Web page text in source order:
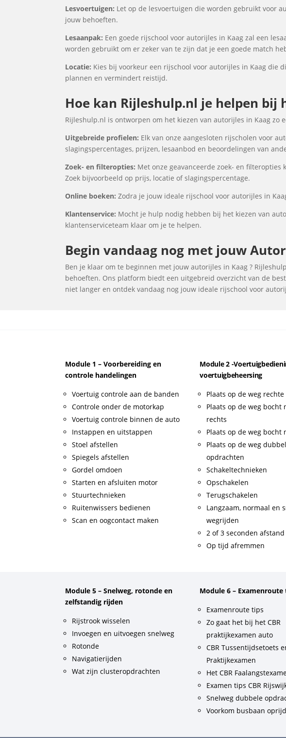
Lesvoertuigen: Let op de lesvoertuigen die worden gebruikt voor
jouw behoeften.
Lesaanpak: Een goede rijschool voor autorijles in Kaag zal een
worden gebruikt om er zeker van te zijn dat je een goede match
Locatie: Kies bij voorkeur een rijschool voor autorijles in Kaag die
plannen en vermindert reistijd.
Hoe kan Rijleshulp.nl je helpen bij
Rijleshulp.nl is ontworpen om het kiezen van autorijles in Kaag
Uitgebreide profielen: Elk van onze aangesloten rijscholen voor
slagingspercentages, prijzen, lesaanbod en beoordelingen van
Zoek- en filteropties: Met onze geavanceerde zoek- en
Zoek bijvoorbeeld op prijs, locatie of slagingspercentage.
Online boeken: Zodra je jouw ideale rijschool voor autorijles in
Klantenservice: Mocht je hulp nodig hebben bij het kiezen van
klantenserviceteam klaar om je te helpen.
Begin vandaag nog met jouw
Ben je klaar om te beginnen met jouw autorijles in Kaag ?
behoeften. Ons platform biedt een uitgebreid overzicht van de
niet langer en ontdek vandaag nog jouw ideale rijschool voor
Module 1 – Voorbereiding en
controle handelingen
Voertuig controle aan de banden
Controle onder de motorkap
Voertuig controle binnen de auto
Instappen en uitstappen
Stoel afstellen
Spiegels afstellen
Gordel omdoen
Starten en afsluiten motor
Stuurtechnieken
Ruitenwissers bedienen
Scan en oogcontact maken
Module 2 -
voertuigbeheersing
Plaats op de weg
Plaats op de weg bocht
rechts
Plaats op de weg bocht
Plaats op de weg
opdrachten
Schakeltechnieken
Opschakelen
Terugschakelen
Langzaam, normaal en
wegrijden
2 of 3 seconden
Op tijd afremmen
Module 5 – Snelweg, rotonde en
zelfstandig rijden
Rijstrook wisselen
Invoegen en uitvoegen snelweg
Rotonde
Navigatierijden
Wat zijn clusteropdrachten
Module 6 – Examenroute
Examenroute tips
Zo gaat het bij het CBR
praktijkexamen auto
CBR Tussentijdsetoets
Praktijkexamen
Het CBR
Examen tips CBR
Snelweg dubbele
Voorkom busbaan